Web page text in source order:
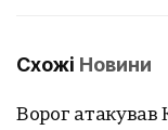
Схожі Новини
Ворог